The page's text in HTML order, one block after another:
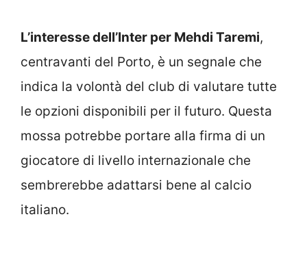
L’interesse dell’Inter per Mehdi Taremi,
centravanti del Porto, è un segnale che
indica la volontà del club di valutare tutte
le opzioni disponibili per il futuro. Questa
mossa potrebbe portare alla firma di un
giocatore di livello internazionale che
sembrerebbe adattarsi bene al calcio
italiano.